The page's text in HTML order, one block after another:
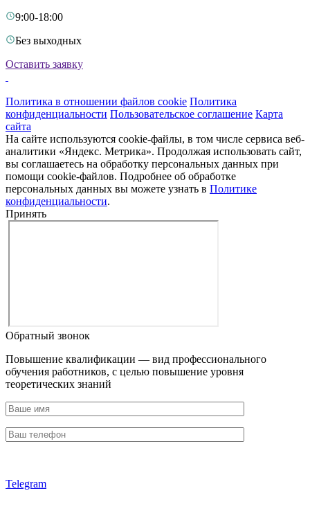
9:00-18:00
Без выходных
Оставить заявку
Политика в отношении файлов cookie Политика
конфиденциальности Пользовательское соглашение Карта
сайта
На сайте используются cookie-файлы, в том числе сервиса веб-
аналитики «Яндекс. Метрика». Продолжая использовать сайт,
вы соглашаетесь на обработку персональных данных при
помощи cookie-файлов. Подробнее об обработке
персональных данных вы можете узнать в Политике
конфиденциальности.
Принять
Обратный звонок
Повышение квалификации — вид профессионального
обучения работников, с целью повышение уровня
теоретических знаний
Telegram